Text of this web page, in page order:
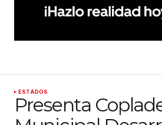
ESTADOS
Presenta